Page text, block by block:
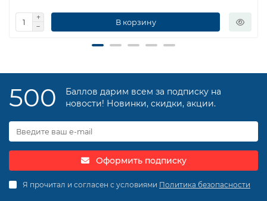
В корзину
500
Баллов дарим всем за подписку на
новости! Новинки, скидки, акции.
Оформить подписку
Я прочитал и согласен с условиями Политика безопасности